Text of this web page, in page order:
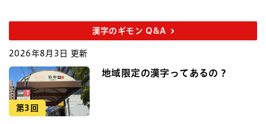
漢字のギモン Q&A
2026年8月3日 更新
第3回
地域限定の漢字ってあるの？